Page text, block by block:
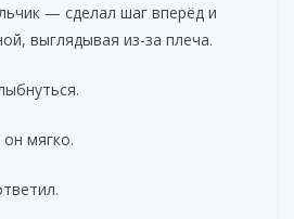
— сделал шаг вперёд и
выглядывая из-за плеча.
мягко.